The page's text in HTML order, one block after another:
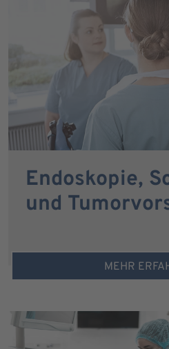
Endoskopie,
und
MEHR